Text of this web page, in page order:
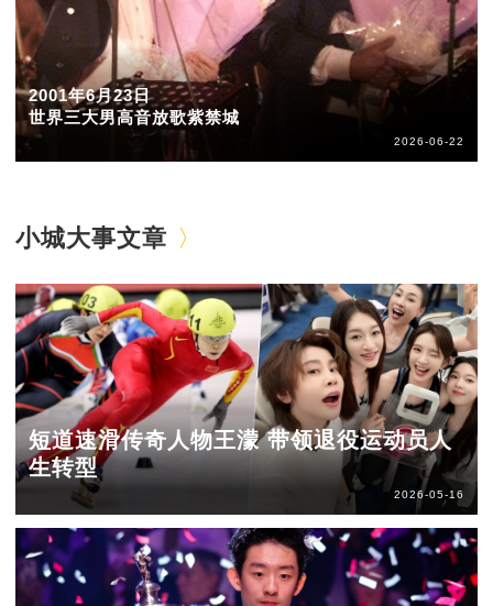
2001年6月23日
世界三大男高音放歌紫禁城
2026-06-22
小城大事文章
短道速滑传奇人物王濛 带领退役运动员人
生转型
2026-05-16